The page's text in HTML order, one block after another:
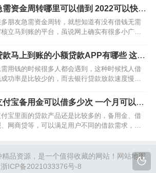
、婚姻状况证明等;申请人及配偶收入证明;借款
的相关证明;银行要求提供的其它相关资料。
银行审…
需资金周转哪里可以借到 2022可以快速
到钱的5款App
朋友急需资金周转，就想知道有没有借钱无需
立马到账的平台，虽说网上确实有很多小广告
就来为大家简单分析下2022年能够快速借到钱的
款平台。 急需资金周转哪里可以借到？ 【1…
款马上到账的小额贷款APP有哪些 这些
款快
用钱的时候很多人都会遇到，这种时候找人借
功率是比较少的，而去银行贷款放款速度慢，
择网贷产品的时候，都希望当天能够拿到资
贷款马上到账的小额贷款APP有哪些？ 乐享
…
付宝备用金可以借多少次 一个月可以借
次宝里面的贷款产品还是比较多的，备用金、借
网商贷等，可以满足用户不同的借款需求，用
具。那么，支付宝备用金可以借多少次?一个月有
制吗?…
品资源，是一个值得收藏的网站！ 网站地图
浙ICP备2021033376号-8